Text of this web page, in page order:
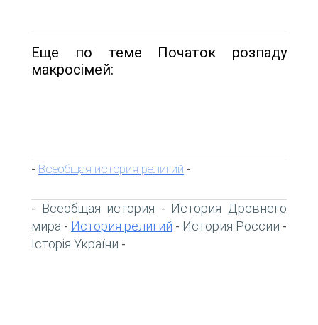
Еще по теме Початок розпаду
макросімей:
- Всеобщая история религий -
- Всеобщая история - История Древнего
мира - История религий - История России -
Історія України -